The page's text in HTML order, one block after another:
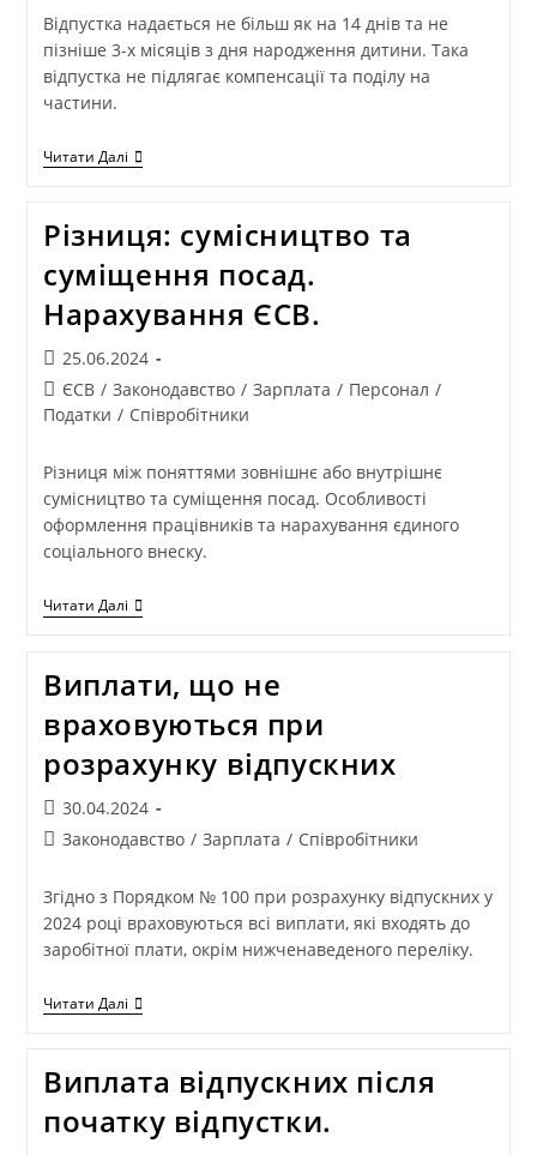
Відпустка надається не більш як на 14 днів та не
пізніше 3-х місяців з дня народження дитини. Така
відпустка не підлягає компенсації та поділу на
частини.
Читати Далі
Різниця: сумісництво та
суміщення посад.
Нарахування ЄСВ.
25.06.2024
ЄСВ / Законодавство / Зарплата / Персонал /
Податки / Співробітники
Різниця між поняттями зовнішнє або внутрішнє
сумісництво та суміщення посад. Особливості
оформлення працівників та нарахування єдиного
соціального внеску.
Читати Далі
Виплати, що не
враховуються при
розрахунку відпускних
30.04.2024
Законодавство / Зарплата / Співробітники
Згідно з Порядком № 100 при розрахунку відпускних у
2024 році враховуються всі виплати, які входять до
заробітної плати, окрім нижченаведеного переліку.
Читати Далі
Виплата відпускних після
початку відпустки.